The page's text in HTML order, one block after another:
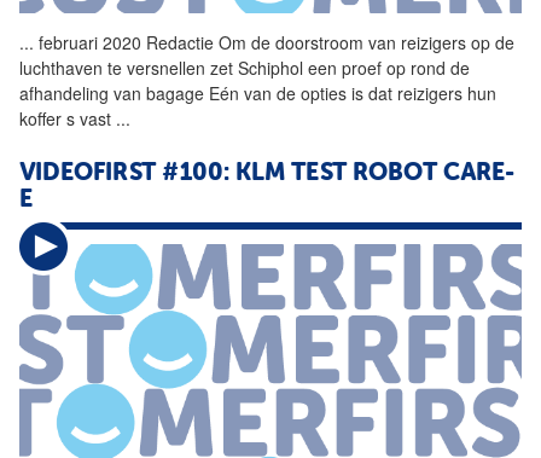
... februari 2020 Redactie Om de doorstroom van reizigers op de
luchthaven te versnellen zet Schiphol een proef op rond de
afhandeling van bagage Eén van de opties is dat reizigers hun
koffer s vast ...
VIDEOFIRST #100: KLM TEST ROBOT CARE-
E